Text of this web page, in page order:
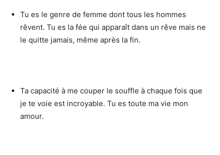
Tu es le genre de femme dont tous les hommes
rêvent. Tu es la fée qui apparaît dans un rêve mais ne
le quitte jamais, même après la fin.
Ta capacité à me couper le souffle à chaque fois que
je te voie est incroyable. Tu es toute ma vie mon
amour.